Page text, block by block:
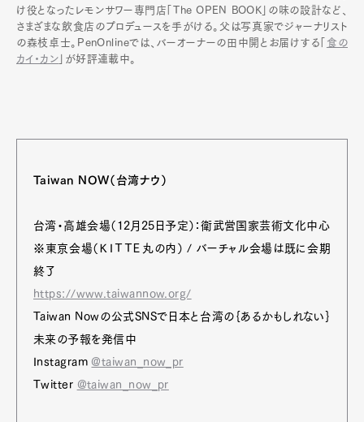
け役となったレモンサワー専門店「The OPEN BOOK」の味の設計など、
さまざまな飲食店のプロデュースを手がける。父は写真家でジャーナリスト
の森枝卓士。PenOnlineでは、バーオーナーの田中開とお届けする「 食の
カイ・カン 」が好評連載中。
Taiwan NOW（台湾ナウ）
台湾・高雄会場（12月25日予定）：衛武営国家芸術文化中心
※東京会場（ＫＩＴＴＥ丸の内） / バーチャル会場は既に会期
終了
https://www.taiwannow.org/
Taiwan Nowの公式SNSで日本と台湾の｛あるかもしれない｝
未来の予報を発信中
Instagram @taiwan_now_pr
Twitter @taiwan_now_pr